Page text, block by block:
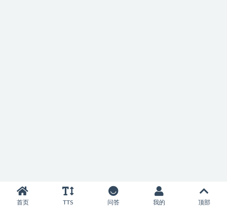
首页 TTS 问答 我的 顶部